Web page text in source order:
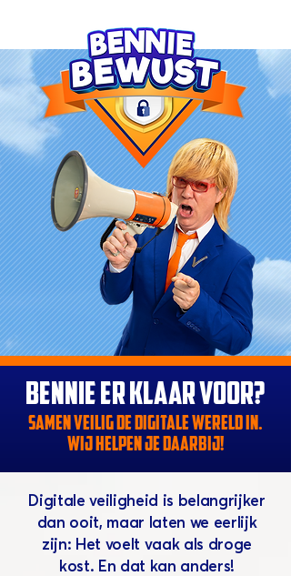
BENNIE ER KLAAR VOOR?
SAMEN VEILIG DE DIGITALE WERELD IN.
WIJ HELPEN JE DAARBIJ!
Digitale veiligheid is belangrijker
dan ooit, maar laten we eerlijk
zijn: Het voelt vaak als droge
kost. En dat kan anders!